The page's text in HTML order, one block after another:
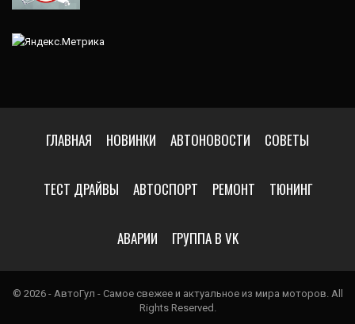
ГЛАВНАЯ НОВИНКИ АВТОНОВОСТИ СОВЕТЫ
ТЕСТ ДРАЙВЫ АВТОСПОРТ РЕМОНТ ТЮНИНГ
АВАРИИ ГРУППА В VK
© 2026 - АвтоГул - Самое свежее и актуальное из мира моторов. All
Rights Reserved.